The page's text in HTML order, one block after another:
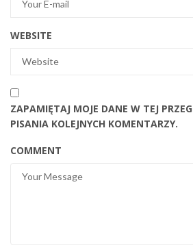
WEBSITE
ZAPAMIĘTAJ MOJE DANE W TEJ
PISANIA KOLEJNYCH KOMENTARZY.
COMMENT